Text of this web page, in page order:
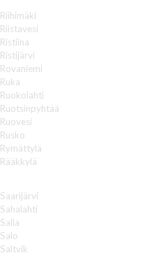
Riihimäki
Riistavesi
Ristiina
Ristijärvi
Rovaniemi
Ruka
Ruokolahti
Ruotsinpyhtää
Ruovesi
Rusko
Rymättylä
Rääkkylä
Saarijärvi
Sahalahti
Salla
Salo
Saltvik